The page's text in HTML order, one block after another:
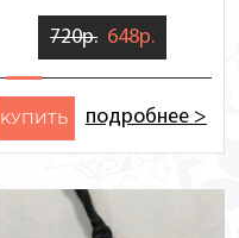
720р. 648р.
KУПИТЬ подробнее >